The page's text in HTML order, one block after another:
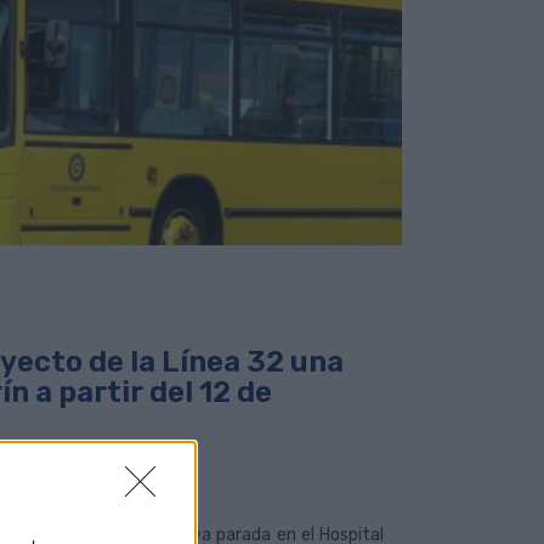
de la Línea 32 una
a partir del 12 de
incorpora una nueva parada en el Hospital